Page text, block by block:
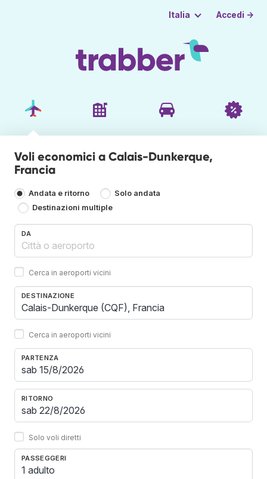
Italia Accedi →
Voli economici a Calais-Dunkerque,
Francia
Andata e ritorno
Solo andata
Destinazioni multiple
DA
Cerca in aeroporti vicini
DESTINAZIONE
Cerca in aeroporti vicini
PARTENZA
RITORNO
Solo voli diretti
PASSEGGERI
1 adulto